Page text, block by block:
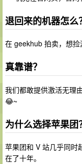
退回来的机器怎么
在 geekhub 拍卖，想捡
真靠谱？
我们都敢提供激活无理
😂~
为什么选择苹果团
苹果团和 V 站几乎同时
在了十年。